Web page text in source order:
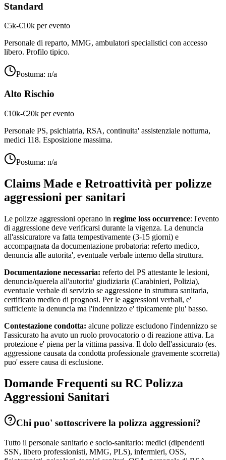
Standard
€5k-€10k per evento
Personale di reparto, MMG, ambulatori specialistici con accesso
libero. Profilo tipico.
Postuma: n/a
Alto Rischio
€10k-€20k per evento
Personale PS, psichiatria, RSA, continuita' assistenziale notturna,
medici 118. Esposizione massima.
Postuma: n/a
Claims Made e Retroattività per polizze
aggressioni per sanitari
Le polizze aggressioni operano in regime loss occurrence: l'evento
di aggressione deve verificarsi durante la vigenza. La denuncia
all'assicuratore va fatta tempestivamente (3-15 giorni) e
accompagnata da documentazione probatoria: referto medico,
denuncia alle autorita', eventuale verbale interno della struttura.
Documentazione necessaria: referto del PS attestante le lesioni,
denuncia/querela all'autorita' giudiziaria (Carabinieri, Polizia),
eventuale verbale di servizio se aggressione in struttura sanitaria,
certificato medico di prognosi. Per le aggressioni verbali, e'
sufficiente la denuncia ma l'indennizzo e' tipicamente piu' basso.
Contestazione condotta: alcune polizze escludono l'indennizzo se
l'assicurato ha avuto un ruolo provocatorio o di reazione attiva. La
protezione e' piena per la vittima passiva. Il dolo dell'assicurato (es.
aggressione causata da condotta professionale gravemente scorretta)
puo' essere causa di esclusione.
Domande Frequenti su RC Polizza
Aggressioni Sanitari
Chi puo' sottoscrivere la polizza aggressioni?
Tutto il personale sanitario e socio-sanitario: medici (dipendenti
SSN, libero professionisti, MMG, PLS), infermieri, OSS,